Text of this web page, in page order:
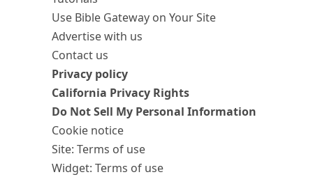
Use Bible Gateway on Your Site
Advertise with us
Contact us
Privacy policy
California Privacy Rights
Do Not Sell My Personal Information
Cookie notice
Site: Terms of use
Widget: Terms of use